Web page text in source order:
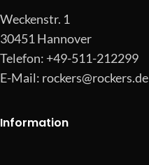
Weckenstr. 1
30451 Hannover
Telefon: +49-511-212299
E-Mail: rockers@rockers.de
Information